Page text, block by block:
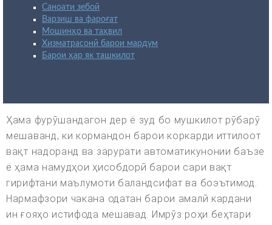
Саноати зебоӣ
Варзиш ва фароғат
Мошинҳо ва таҳвил
Хизматрасонӣ барои мардум
Барои ҳар як ташкилот
Ҳама фурӯшандагон дер ё зуд бо мушкилот рӯбарӯ
мешаванд, ки кормандон барои коркарди иттилоот
вақт надоранд ва зарурати автоматикунонии баъзе
ё ҳама намудҳои ҳисобдорӣ барои сари вақт
гирифтани маълумоти баландсифат ва боэътимод.
Нармафзори чакана одатан барои амалӣ кардани
ин ғояҳо истифода мешавад. Имрӯз роҳи беҳтари